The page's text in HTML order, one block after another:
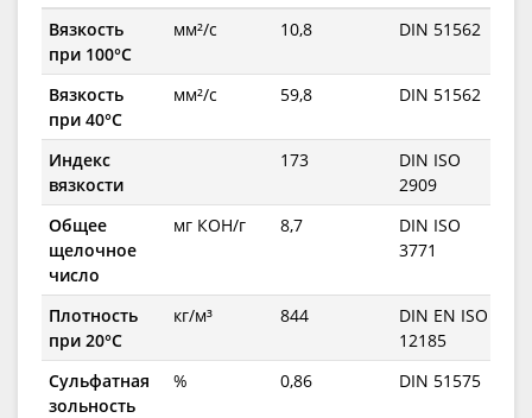
Вязкость
при 100°C
мм²/с 10,8 DIN 51562
Вязкость
при 40°C
мм²/с 59,8 DIN 51562
Индекс
вязкости
173
DIN ISO
2909
Общее
щелочное
число
мг КОН/г 8,7
DIN ISO
3771
Плотность
при 20°C
кг/м³ 844
DIN EN ISO
12185
Сульфатная
зольность
% 0,86 DIN 51575